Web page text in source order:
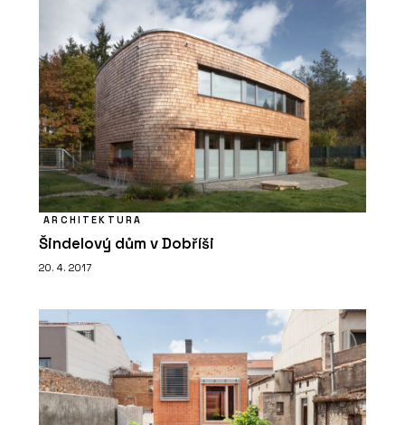
ARCHITEKTURA
Šindelový dům v Dobříši
20. 4. 2017